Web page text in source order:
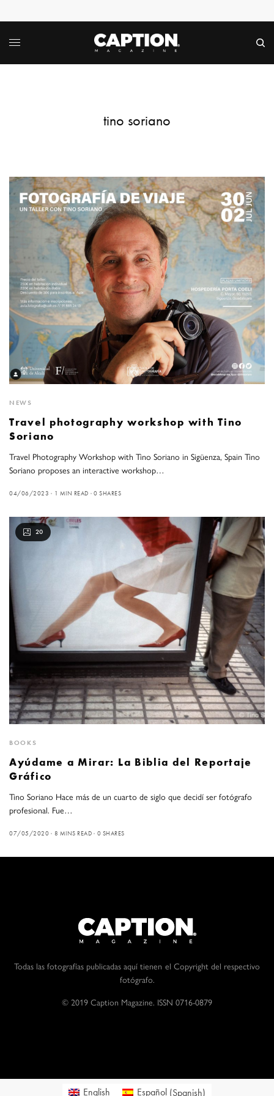
tino soriano
NEWS
Travel photography workshop with Tino
Soriano
Travel Photography Workshop with Tino Soriano in Sigüenza, Spain Tino
Soriano proposes an interactive workshop…
04/06/2023 1 MIN READ 0 SHARES
20
BOOKS
Ayúdame a Mirar: La Biblia del Reportaje
Gráfico
Tino Soriano Hace más de un cuarto de siglo que decidí ser fotógrafo
profesional. Fue…
07/05/2020 8 MINS READ 0 SHARES
Todas las fotografías publicadas aquí tienen el Copyright del respectivo
fotógrafo.
© 2019 Caption Magazine. ISSN 0716-0879
English Español (Spanish)